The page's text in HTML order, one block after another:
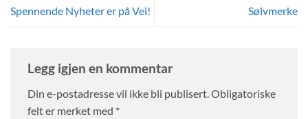
Spennende Nyheter er på Vei! Sølvmerke
Legg igjen en kommentar
Din e-postadresse vil ikke bli publisert.Obligatoriske
felt er merket med *